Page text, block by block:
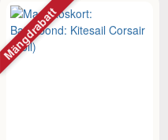
Mängdrabatt